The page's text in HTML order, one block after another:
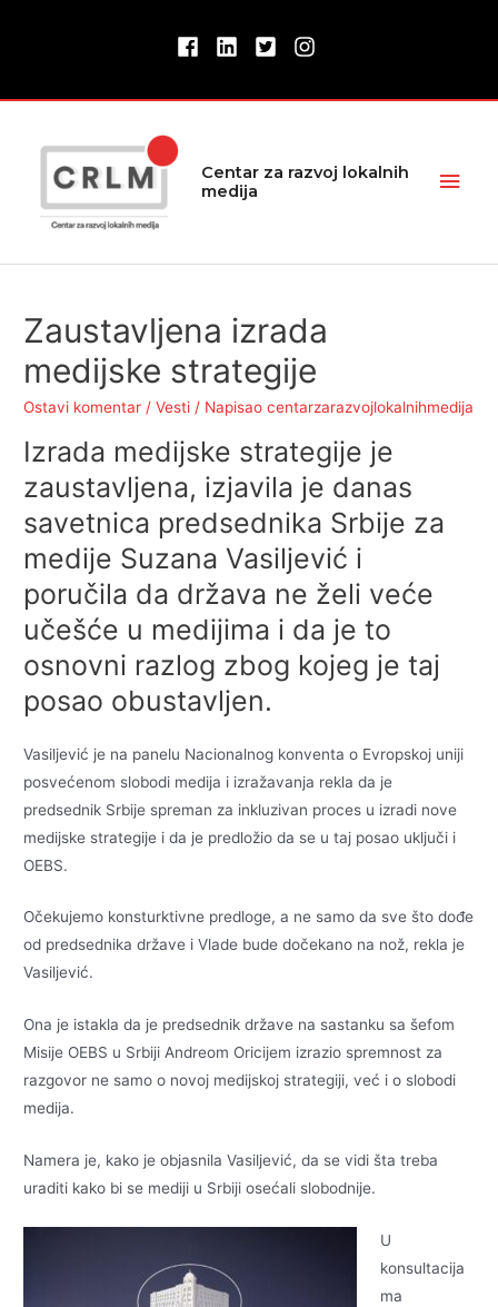
Centar za razvoj lokalnih
medija
Zaustavljena izrada
medijske strategije
Ostavi komentar /Vesti / Napisao centarzarazvojlokalnihmedija
Izrada medijske strategije je
zaustavljena, izjavila je danas
savetnica predsednika Srbije za
medije Suzana Vasiljević i
poručila da država ne želi veće
učešće u medijima i da je to
osnovni razlog zbog kojeg je taj
posao obustavljen.
Vasiljević je na panelu Nacionalnog konventa o Evropskoj uniji
posvećenom slobodi medija i izražavanja rekla da je
predsednik Srbije spreman za inkluzivan proces u izradi nove
medijske strategije i da je predložio da se u taj posao uključi i
OEBS.
Očekujemo konsturktivne predloge, a ne samo da sve što dođe
od predsednika države i Vlade bude dočekano na nož, rekla je
Vasiljević.
Ona je istakla da je predsednik države na sastanku sa šefom
Misije OEBS u Srbiji Andreom Oricijem izrazio spremnost za
razgovor ne samo o novoj medijskoj strategiji, već i o slobodi
medija.
Namera je, kako je objasnila Vasiljević, da se vidi šta treba
uraditi kako bi se mediji u Srbiji osećali slobodnije.
U
konsultacija
ma